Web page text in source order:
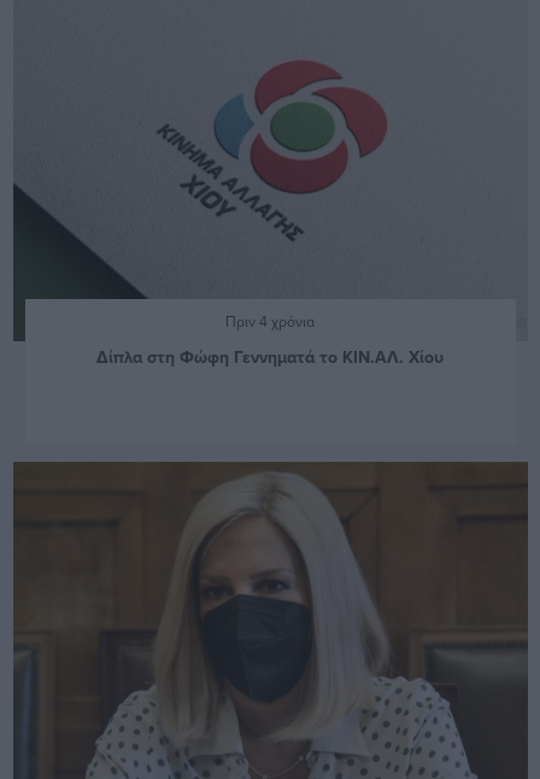
Πριν 4 χρόνια
Δίπλα στη Φώφη Γεννηματά το ΚΙΝ.ΑΛ. Χίου